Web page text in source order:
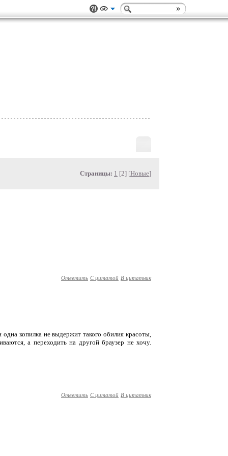
Страницы: 1 [2] [Новые]
Ответить С цитатой В цитатник
копилка не выдержит такого обилия красоты,
а переходить на другой браузер не хочу.
Ответить С цитатой В цитатник